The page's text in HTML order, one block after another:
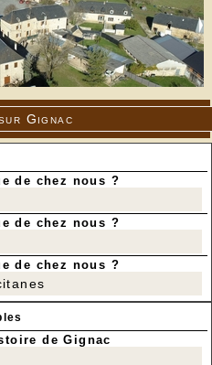
Gignac
de chez nous ?
de chez nous ?
de chez nous ?
de Gignac